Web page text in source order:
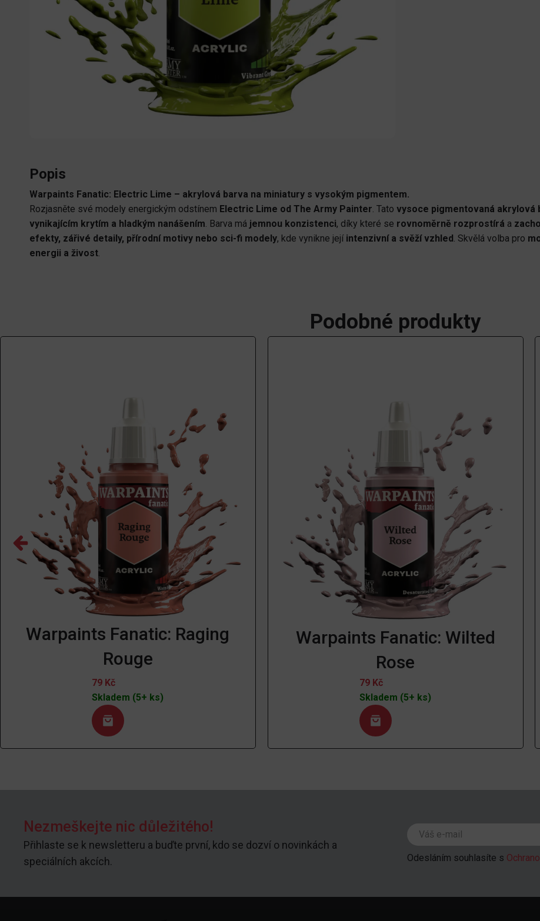
Popis
Warpaints Fanatic: Electric Lime – akrylová barva na miniatury s vysokým pigmentem.
Rozjasněte své modely energickým odstínem Electric Lime od The Army Painter . Tato vysoce pigmentovaná akrylová
vynikajícím krytím a hladkým nanášením . Barva má jemnou konzistenci, díky které se rovnoměrně rozprostírá a
efekty, zářivé detaily, přírodní motivy nebo sci-fi modely, kde vynikne její intenzivní a svěží vzhled . Skvělá volba pro
energii a živost
Podobné produkty
Warpaints Fanatic: Raging
Rouge
79 Kč
Skladem (5+ ks)
Warpaints Fanatic: Wilted
Rose
79 Kč
Skladem (5+ ks)
Nezmeškejte nic důležitého!
Přihlaste se k newsletteru a buďte první, kdo se dozví o novinkách a
speciálních akcích.
Odesláním souhlasíte s